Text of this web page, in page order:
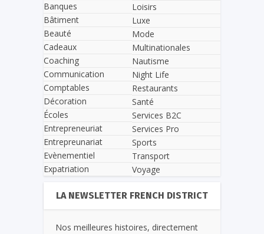
Banques
Bâtiment
Beauté
Cadeaux
Coaching
Communication
Comptables
Décoration
Écoles
Entrepreneuriat
Entrepreunariat
Evènementiel
Expatriation
Loisirs
Luxe
Mode
Multinationales
Nautisme
Night Life
Restaurants
Santé
Services B2C
Services Pro
Sports
Transport
Voyage
LA NEWSLETTER FRENCH DISTRICT
Nos meilleures histoires, directement